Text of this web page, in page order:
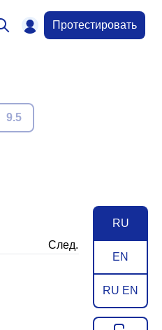
Протестировать
9.5
RU
EN
RU EN
След.